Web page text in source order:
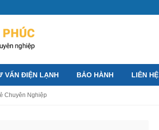
VẤN ĐIỆN LẠNH BẢO HÀNH LIÊN HỆ
Chuyên Nghiệp